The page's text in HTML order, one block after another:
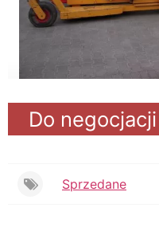
Do negocjacji
Sprzedane